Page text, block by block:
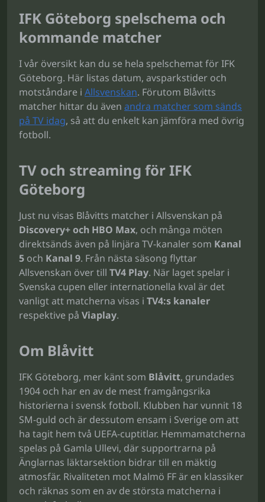
IFK Göteborg spelschema och
kommande matcher
I vår översikt kan du se hela spelschemat för IFK
Göteborg. Här listas datum, avsparkstider och
motståndare i Allsvenskan. Förutom Blåvitts
matcher hittar du även andra matcher som sänds
på TV idag, så att du enkelt kan jämföra med övrig
fotboll.
TV och streaming för IFK
Göteborg
Just nu visas Blåvitts matcher i Allsvenskan på
Discovery+ och HBO Max, och många möten
direktsänds även på linjära TV-kanaler som Kanal
5 och Kanal 9. Från nästa säsong flyttar
Allsvenskan över till TV4 Play. När laget spelar i
Svenska cupen eller internationella kval är det
vanligt att matcherna visas i TV4:s kanaler
respektive på Viaplay.
Om Blåvitt
IFK Göteborg, mer känt som Blåvitt, grundades
1904 och har en av de mest framgångsrika
historierna i svensk fotboll. Klubben har vunnit 18
SM-guld och är dessutom ensam i Sverige om att
ha tagit hem två UEFA-cuptitlar. Hemmamatcherna
spelas på Gamla Ullevi, där supportrarna på
Änglarnas läktarsektion bidrar till en mäktig
atmosfär. Rivaliteten mot Malmö FF är en klassiker
och räknas som en av de största matcherna i